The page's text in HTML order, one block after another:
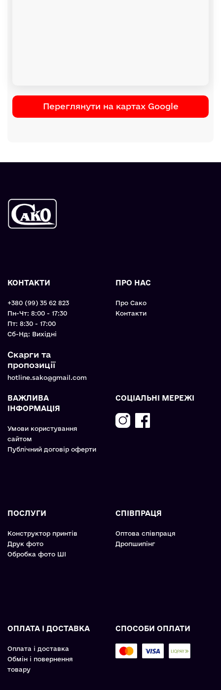
Переглянути на картах Google
КОНТАКТИ
+380 (99) 35 62 823
Пн-Чт: 8:00 - 17:30
Пт: 8:30 - 17:00
Cб-Нд: Вихідні
Скарги та
пропозиції
hotline.sako@gmail.com
ПРО НАС
Про Сако
Контакти
ВАЖЛИВА
ІНФОРМАЦІЯ
Умови користування
сайтом
Публічний договір оферти
СОЦІАЛЬНІ МЕРЕЖІ
ПОСЛУГИ
Конструктор принтів
Друк фото
Обробка фото ШІ
СПІВПРАЦЯ
Оптова співпраця
Дропшипінг
ОПЛАТА І ДОСТАВКА
Оплата і доставка
Обмін і повернення
товару
СПОСОБИ ОПЛАТИ